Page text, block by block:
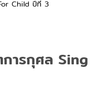
Child ปีที่ 3
ารกุศล Sing